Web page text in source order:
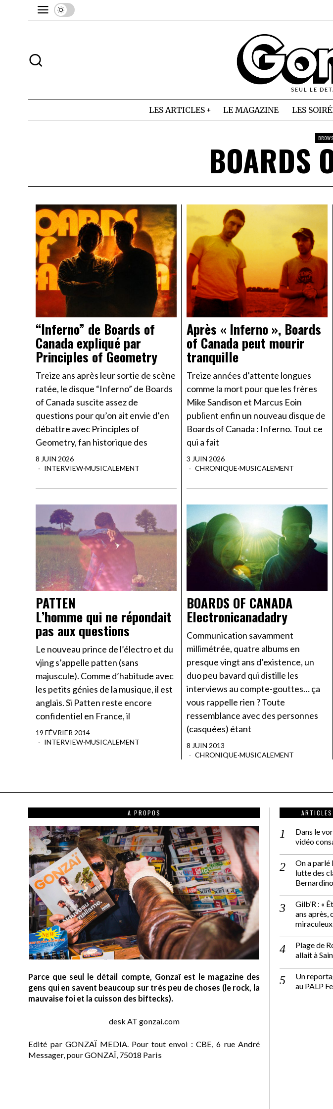
SEUL LE
LES ARTICLES LE MAGAZINE LES
BOARDS
“Inferno” de Boards of
Canada expliqué par
Principles of Geometry
Treize ans après leur sortie de scène
ratée, le disque “Inferno” de Boards
of Canada suscite assez de
questions pour qu’on ait envie d’en
débattre avec Principles of
Geometry, fan historique des
8 JUIN 2026
INTERVIEW·MUSICALEMENT
Après « Inferno », Boards
of Canada peut mourir
tranquille
Treize années d’attente longues
comme la mort pour que les frères
Mike Sandison et Marcus Eoin
publient enfin un nouveau disque de
Boards of Canada : Inferno. Tout ce
qui a fait
3 JUIN 2026
CHRONIQUE·MUSICALEMENT
PATTEN
L’homme qui ne répondait
pas aux questions
Le nouveau prince de l’électro et du
vjing s’appelle patten (sans
majuscule). Comme d’habitude avec
les petits génies de la musique, il est
anglais. Si Patten reste encore
confidentiel en France, il
19 FÉVRIER 2014
INTERVIEW·MUSICALEMENT
BOARDS OF CANADA
Electronicanadadry
Communication savamment
millimétrée, quatre albums en
presque vingt ans d’existence, un
duo peu bavard qui distille les
interviews au compte-gouttes… ça
vous rappelle rien ? Toute
ressemblance avec des personnes
(casquées) étant
8 JUIN 2013
CHRONIQUE·MUSICALEMENT
A PROPOS
Parce que seul le détail compte, Gonzaï est le magazine des
gens qui en savent beaucoup sur très peu de choses (le rock, la
mauvaise foi et la cuisson des biftecks).
desk AT gonzai.com
Edité par GONZAÏ MEDIA. Pour tout envoi : CBE, 6 rue André
Messager, pour GONZAÏ, 75018 Paris
Dans le
vidéo
On a
lutte des
Gilb’R : «
ans après,
miraculeux
Plage de
allait à
Un
au PALP